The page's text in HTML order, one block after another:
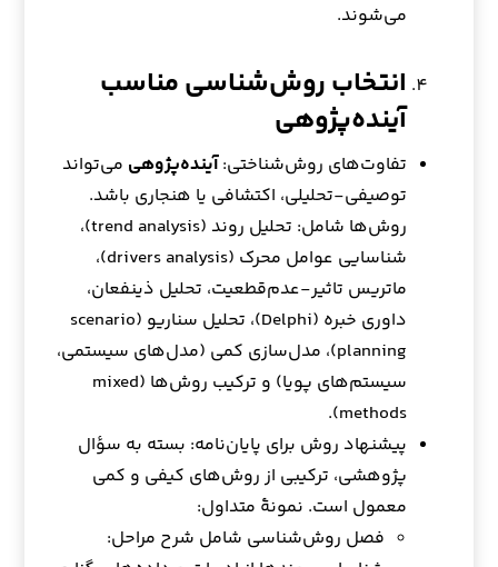
می‌شوند.
انتخاب روش‌شناسی مناسب
آینده‌پژوهی
تفاوت‌های روش‌شناختی:آینده‌پژوهی می‌تواند
توصیفی-تحلیلی، اکتشافی یا هنجاری باشد.
روش‌ها شامل: تحلیل روند (trend analysis)،
شناسایی عوامل محرک (drivers analysis)،
ماتریس تاثیر-عدم‌قطعیت، تحلیل ذینفعان،
داوری خبره (Delphi)، تحلیل سناریو (scenario
planning)، مدل‌سازی کمی (مدل‌های سیستمی،
سیستم‌های پویا) و ترکیب روش‌ها (mixed
methods).
پیشنهاد روش برای پایان‌نامه: بسته به سؤال
پژوهشی، ترکیبی از روش‌های کیفی و کمی
معمول است. نمونهٔ متداول:
فصل روش‌شناسی شامل شرح مراحل: